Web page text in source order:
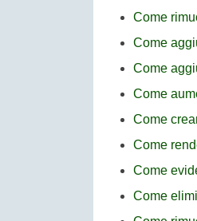
Come
Come
Come
Come
Come
Come
Come
Come